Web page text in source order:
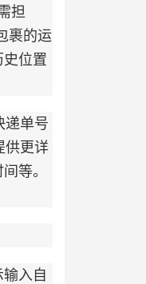
担
裹的运
位置
单号
供更详
等。
入自